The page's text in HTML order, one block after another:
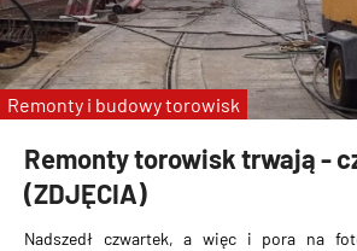
Remonty torowisk trwają -
(ZDJĘCIA)
Nadszedł czwartek, a więc i pora na
Remonty i budowy torowisk